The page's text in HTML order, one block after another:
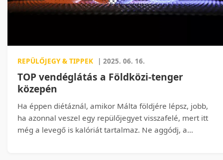
legyen.
REPÜLŐJEGY & TIPPEK | 2025. 06. 16.
TOP vendéglátás a Földközi-tenger
közepén
Ha éppen diétáznál, amikor Málta földjére lépsz, jobb,
ha azonnal veszel egy repülőjegyet visszafelé, mert itt
még a levegő is kalóriát tartalmaz. Ne aggódj, a